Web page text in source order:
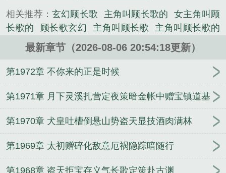
心创作的都市小说类小说。
相关推荐： 玄幻顾长歌 主角叫顾长歌的
女主角叫顾
长歌的
顾长歌玄幻 主角叫顾长歌
主角叫顾长歌的
顾长歌顾清秋重瞳仙骨亿倍返还系统笔趣阁 炒
顾长歌顾仙儿在线阅读
顾长歌顾清秋重瞳仙骨
亿倍返还系统 炒麦片
主角顾长歌
天命大反派顾长
清秋重瞳仙骨亿倍返还系统短剧 顾长歌顾清秋重瞳
顾长歌的 女主叫顾长歌的重生 顾长歌免费阅读
男
返还系统书名
顾长歌顾清秋重瞳仙骨亿倍返还系统
几个女主
顾清歌的重生 女主叫顾长歌
顾长歌全文
最新章节（2026-08-06 20:54:18更新）
第1972章 不你来的正是时候
第1971章 月下灵溪扎营定夜策暗金帐中赠宝镇道基
第1970章 犬皇吐槽倒悬山势盗天显技酒肉满林
第1969章 太初赠碎化敌意厄祸隐踪暗随行
第1968章 盗天拒宝存义气长歌定策赴古渊